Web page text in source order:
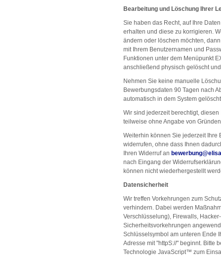
Bearbeitung und Löschung Ihrer
Sie haben das Recht, auf Ihre
erhalten und diese zu korrigieren.
ändern oder löschen möchten,
mit Ihrem Benutzernamen und
Funktionen unter dem Menüpunkt
anschließend physisch gelöscht
Nehmen Sie keine manuelle
Bewerbungsdaten 90 Tagen nach
automatisch in dem System
Wir sind jederzeit berechtigt,
teilweise ohne Angabe von
Weiterhin können Sie jederzeit
widerrufen, ohne dass Ihnen
Ihren Widerruf an bewerbung@
nach Eingang der
können nicht wiederhergestellt
Datensicherheit
Wir treffen Vorkehrungen zum
verhindern. Dabei werden
Verschlüsselung), Firewalls,
Sicherheitsvorkehrungen
Schlüsselsymbol am unteren Ende
Adresse mit "httpS://" beginnt. Bitte
Technologie JavaScript™ zum